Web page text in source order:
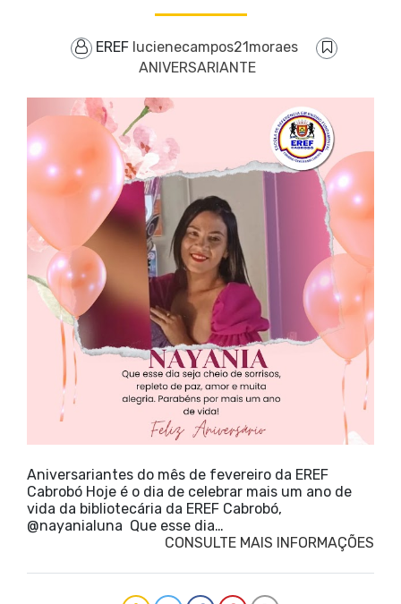
EREF lucienecampos21moraes
ANIVERSARIANTE
Aniversariantes do mês de fevereiro da EREF
Cabrobó Hoje é o dia de celebrar mais um ano de
vida da bibliotecária da EREF Cabrobó,
@nayanialuna Que esse dia…
CONSULTE MAIS INFORMAÇÕES